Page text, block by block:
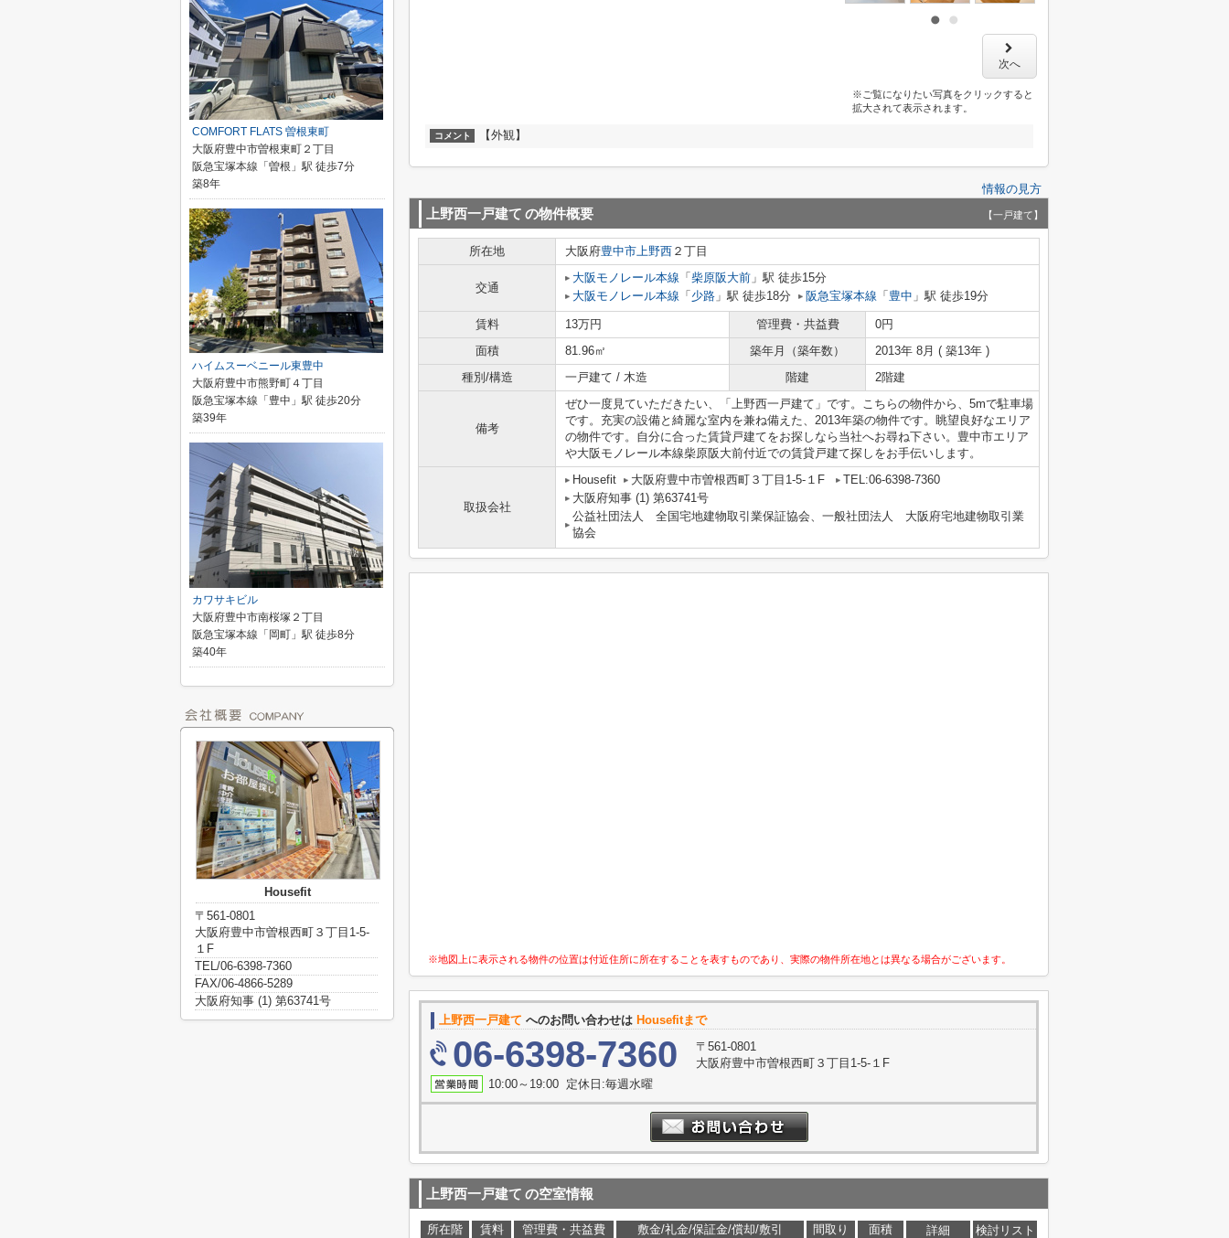
次へ
※ご覧になりたい写真をクリックすると
拡大されて表示されます。
コメント 【外観】
情報の見方
上野西一戸建て の物件概要 【一戸建て】
所在地 大阪府豊中市上野西 ２丁目
交通
大阪モノレール本線 「 柴原阪大前 」駅 徒歩15分
大阪モノレール本線 「 少路 」駅 徒歩18分 阪急宝塚本線 「 豊中 」駅 徒歩19分
賃料 13万円 管理費・共益費
0円
面積
81.96㎡ 築年月（築年数）
2013年 8月 ( 築13年 )
種別/構造
一戸建て / 木造 階建 2階建
備考
ぜひ一度見ていただきたい、「上野西一戸建て」です。こちらの物件から、5mで駐車場
です。充実の設備と綺麗な室内を兼ね備えた、2013年築の物件です。眺望良好なエリア
の物件です。自分に合った賃貸戸建てをお探しなら当社へお尋ね下さい。豊中市エリア
や大阪モノレール本線柴原阪大前付近での賃貸戸建て探しをお手伝いします。
取扱会社
Housefit 大阪府豊中市曽根西町３丁目1-5-１F
TEL:06-6398-7360
大阪府知事 (1) 第63741号
公益社団法人 全国宅地建物取引業保証協会、一般社団法人 大阪府宅地建物取引業
協会
※地図上に表示される物件の位置は付近住所に所在することを表すものであり、実際の物件所在地とは異なる場合がございます。
上野西一戸建て へのお問い合わせは Housefitまで
06-6398-7360
〒561-0801
大阪府豊中市曽根西町３丁目1-5-１F
10:00～19:00 定休日:毎週水曜
上野西一戸建て の空室情報
所在階 賃料 管理費・共益費 敷金/礼金/保証金/償却/敷引 間取り 面積 詳細
検討リスト
COMFORT FLATS 曽根東町
大阪府豊中市曽根東町２丁目
阪急宝塚本線「曽根」駅 徒歩7分
築8年
ハイムスーベニール東豊中
大阪府豊中市熊野町４丁目
阪急宝塚本線「豊中」駅 徒歩20分
築39年
カワサキビル
大阪府豊中市南桜塚２丁目
阪急宝塚本線「岡町」駅 徒歩8分
築40年
Housefit
〒561-0801
大阪府豊中市曽根西町３丁目1-5-
１F
TEL/06-6398-7360
FAX/06-4866-5289
大阪府知事 (1) 第63741号